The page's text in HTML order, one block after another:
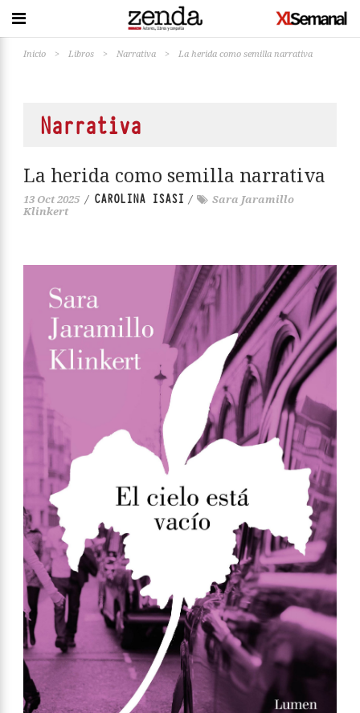
Inicio > Libros > Narrativa > La herida como semilla narrativa
Narrativa
La herida como semilla narrativa
13 Oct 2025 / CAROLINA ISASI /
Sara Jaramillo
Klinkert